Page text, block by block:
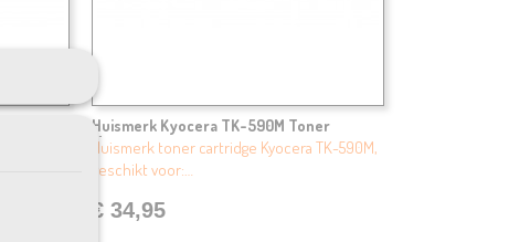
Huismerk Kyocera TK-590M Toner
Magenta
Huismerk toner cartridge Kyocera TK-590M,
geschikt voor:…
€ 34,95